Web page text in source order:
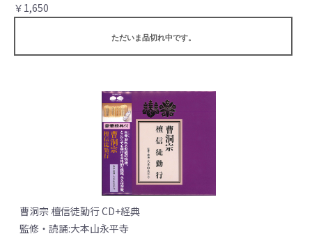
￥1,650
ただいま品切れ中です。
曹洞宗 檀信徒勤行 CD+経典
監修・読誦:大本山永平寺